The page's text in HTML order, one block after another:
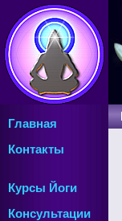
Главная
Контакты
Курсы Йоги
Консультации